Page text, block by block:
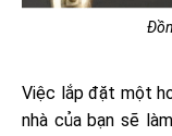
Việc lắp đặt một
nhà của bạn sẽ